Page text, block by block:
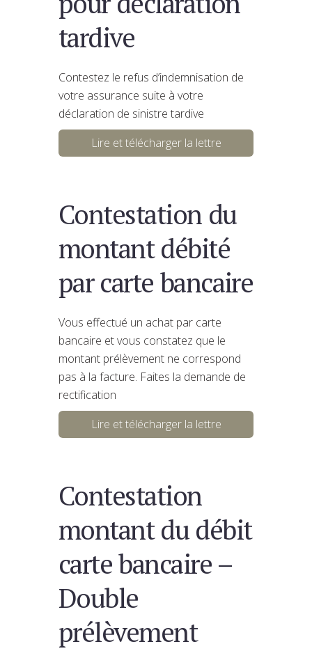
tardive
Contestez le refus d’indemnisation de
votre assurance suite à votre
déclaration de sinistre tardive
Lire et télécharger la lettre
Contestation du
montant débité
par carte bancaire
Vous effectué un achat par carte
bancaire et vous constatez que le
montant prélèvement ne correspond
pas à la facture. Faites la demande de
rectification
Lire et télécharger la lettre
Contestation
montant du débit
carte bancaire –
Double
prélèvement